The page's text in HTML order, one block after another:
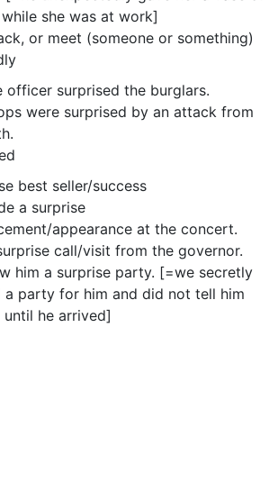
she was at work]
or meet (someone or something)
officer surprised the burglars.
were surprised by an attack from
best seller/success
a surprise
appearance at the concert.
call/visit from the governor.
him a surprise party. [=we secretly
a party for him and did not tell him
he arrived]